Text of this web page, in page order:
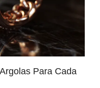
Para Cada